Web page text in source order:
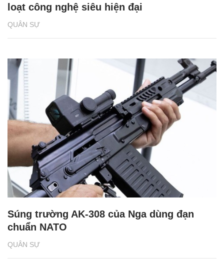
QUÂN SỰ
loạt công nghệ siêu hiện đại
QUÂN SỰ
Súng trường AK-308 của Nga dùng đạn
chuẩn NATO